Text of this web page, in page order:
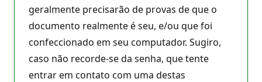
geralmente precisarão de provas de que o
documento realmente é seu, e/ou que foi
confeccionado em seu computador. Sugiro,
caso não recorde-se da senha, que tente
entrar em contato com uma destas